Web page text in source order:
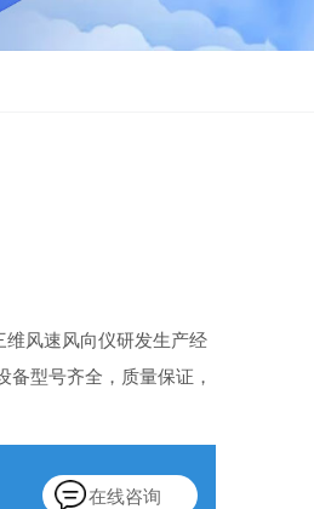
维风速风向仪研发生产经
型号齐全，质量保证，
在线咨询